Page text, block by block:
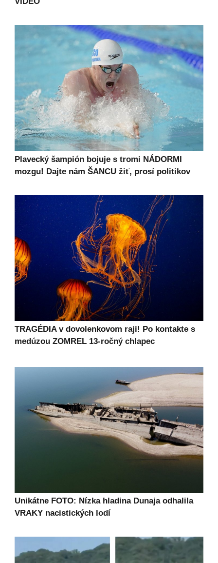
Plavecký šampión bojuje s tromi NÁDORMI
mozgu! Dajte nám ŠANCU žiť, prosí politikov
TRAGÉDIA v dovolenkovom raji! Po kontakte s
medúzou ZOMREL 13-ročný chlapec
Unikátne FOTO: Nízka hladina Dunaja odhalila
VRAKY nacistických lodí